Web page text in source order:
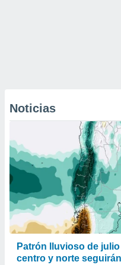
Noticias
Patrón lluvioso de
centro y norte